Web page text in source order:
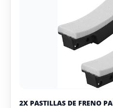
2X PASTILLAS DE FRENO